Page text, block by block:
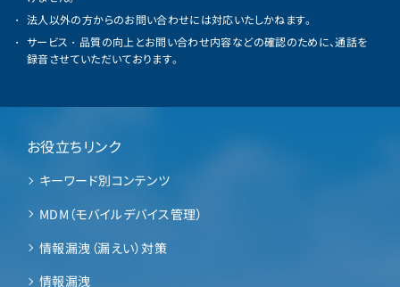
法人以外の方からのお問い合わせには対応いたしかねます。
サービス・品質の向上とお問い合わせ内容などの確認のために、通話を
録音させていただいております。
お役立ちリンク
キーワード別コンテンツ
MDM（モバイルデバイス管理）
情報漏洩（漏えい）対策
情報漏洩